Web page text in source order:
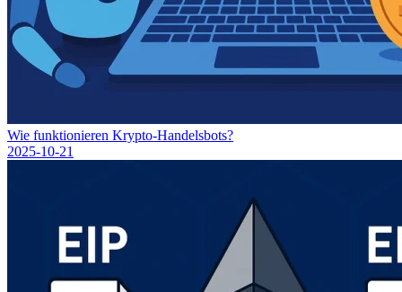
Wie funktionieren Krypto-Handelsbots?
2025-10-21